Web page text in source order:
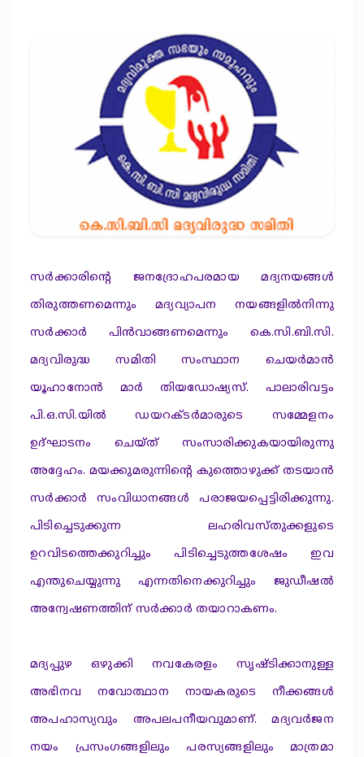
സര്‍ക്കാരിന്റെ ജനദ്രോഹപരമായ മദ്യനയങ്ങള്‍
തിരുത്തണമെന്നും മദ്യവ്യാപന നയങ്ങളില്‍നിന്നു
സര്‍ക്കാര്‍ പിന്‍വാങ്ങണമെന്നും കെ.സി.ബി.സി.
മദ്യവിരുദ്ധ സമിതി സംസ്ഥാന ചെയര്‍മാന്‍
യൂഹാനോന്‍ മാര്‍ തിയഡോഷ്യസ്. പാലാരിവട്ടം
പി.ഒ.സി.യില്‍ ഡയറക്ടര്‍മാരുടെ സമ്മേളനം
ഉദ്ഘാടനം ചെയ്ത് സംസാരിക്കുകയായിരുന്നു
അദ്ദേഹം. മയക്കുമരുന്നിന്റെ കുത്തൊഴുക്ക് തടയാന്‍
സര്‍ക്കാര്‍ സംവിധാനങ്ങള്‍ പരാജയപ്പെട്ടിരിക്കുന്നു.
പിടിച്ചെടുക്കുന്ന ലഹരിവസ്തുക്കളുടെ
ഉറവിടത്തെക്കുറിച്ചും പിടിച്ചെടുത്തശേഷം ഇവ
എന്തുചെയ്യുന്നു എന്നതിനെക്കുറിച്ചും ജുഡീഷല്‍
അന്വേഷണത്തിന് സര്‍ക്കാര്‍ തയാറാകണം.
മദ്യപ്പുഴ ഒഴുക്കി നവകേരളം സൃഷ്ടിക്കാനുള്ള
അഭിനവ നവോത്ഥാന നായകരുടെ നീക്കങ്ങള്‍
അപഹാസ്യവും അപലപനീയവുമാണ്. മദ്യവര്‍ജന
നയം പ്രസംഗങ്ങളിലും പരസ്യങ്ങളിലും മാത്രമാ